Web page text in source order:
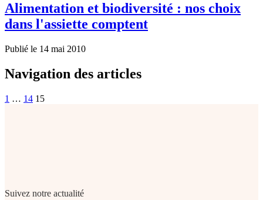
Alimentation et biodiversité : nos choix
dans l'assiette comptent
Publié le 14 mai 2010
Navigation des articles
1 … 14 15
Suivez notre actualité